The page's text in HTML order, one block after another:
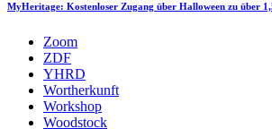
MyHeritage: Kostenloser Zugang über Halloween zu über
Zoom
ZDF
YHRD
Wortherkunft
Workshop
Woodstock